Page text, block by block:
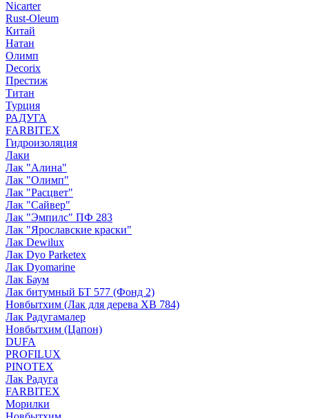
Nicarter
Rust-Oleum
Китай
Натан
Олимп
Decorix
Престиж
Титан
Турция
РАДУГА
FARBITEX
Гидроизоляция
Лаки
Лак "Алина"
Лак "Олимп"
Лак "Расцвет"
Лак "Сайвер"
Лак "Эмпилс" ПФ 283
Лак "Ярославские краски"
Лак Dewilux
Лак Dyo Parketex
Лак Dyomarine
Лак Баум
Лак битумный БТ 577 (Фонд 2)
Новбытхим (Лак для дерева ХВ 784)
Лак Радугамалер
Новбытхим (Цапон)
DUFA
PROFILUX
PINOTEX
Лак Радуга
FARBITEX
Морилки